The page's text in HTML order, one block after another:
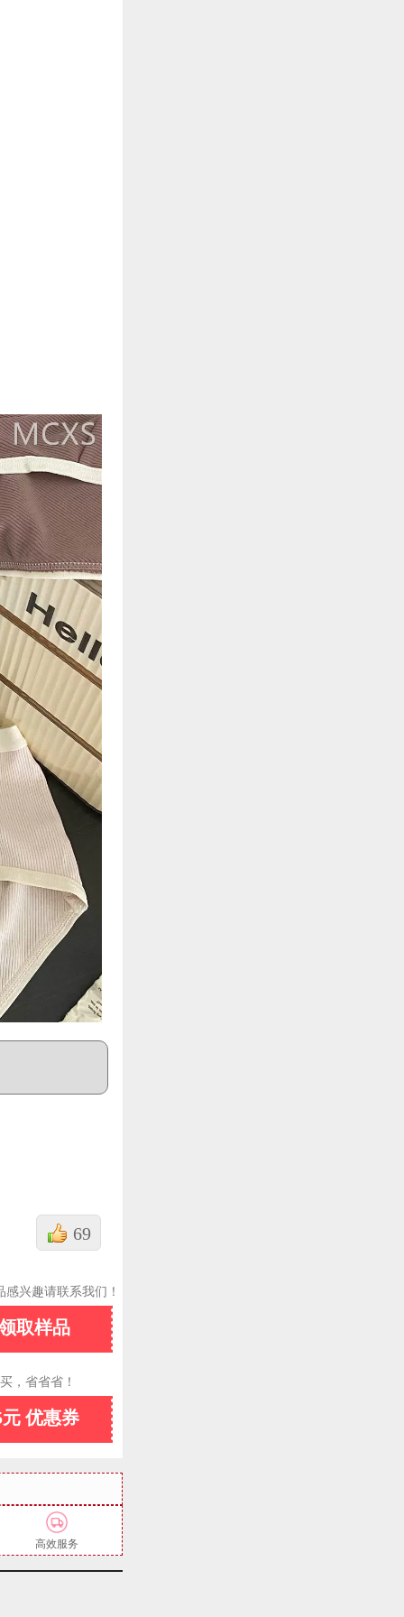
69
兴趣请联系我们！
取样品
，省省省！
优惠券
高效服务